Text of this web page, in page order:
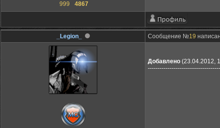
999 4867
_Legion_ Сообщение №19
Добавлено (23.04.2012,